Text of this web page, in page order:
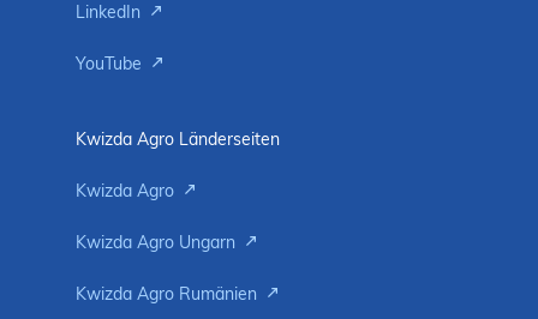
LinkedIn
YouTube
Kwizda Agro Länderseiten
Kwizda Agro
Kwizda Agro Ungarn
Kwizda Agro Rumänien